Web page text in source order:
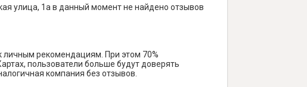
улица, 1а в данный момент не найдено отзывов
личным рекомендациям. При этом 70%
пользователи больше будут доверять
компания без отзывов.